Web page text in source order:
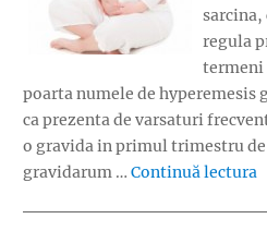
sarcina,
regula
termeni
poarta numele de hyperemesis
ca prezenta de varsaturi
o gravida in primul trimestru
gravidarum … Continuă lectura